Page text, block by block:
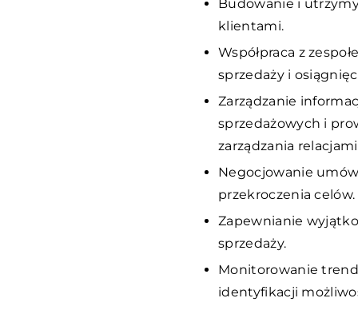
Budowanie i
klientami.
Współpraca z
sprzedaży i
Zarządzanie
sprzedażowych i
zarządzania
Negocjowanie
przekroczenia celów.
Zapewnianie
sprzedaży.
Monitorowanie
identyfikacji